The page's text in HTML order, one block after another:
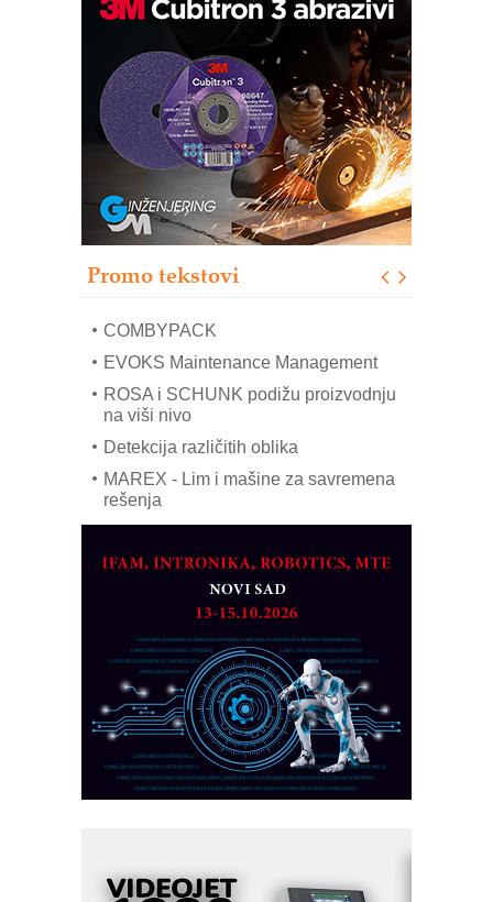
Promo tekstovi
IB BLUMENAUER - više od 40 godina
poverenja u industriji
RMQ-TITAN ADVANCED INDICATOR
– Pametna signalizacija za efikasnije
upravljanje mašinama
Sigurnije ispitivanje transformatora u
solarnim elektranama i vetroparkovima
Pranje točkova na gradilištu- standard
modernog i odgovornog građenja
mrežnog pretvarača sa tečnim
COMBYPACK
EVOKS Maintenance Management
ROSA i SCHUNK podižu proizvodnju
na viši nivo
Detekcija različitih oblika
MAREX - Lim i mašine za savremena
rešenja
partner
CTO - Prilagodite svoju toplinsku
Razvoj asortimanskog pravca MINI-
PLC AKYTEC
AUKOM: Svetski standard metrologije
dostupan u Srbiji
MOTOMAN – NEXT-Robotika vođena
veštačkom inteligencijom
I.SAFE MOBILE revolucioniše
Fleksibilno stezanje i brzo
podešavanje u proizvodnji prototipova